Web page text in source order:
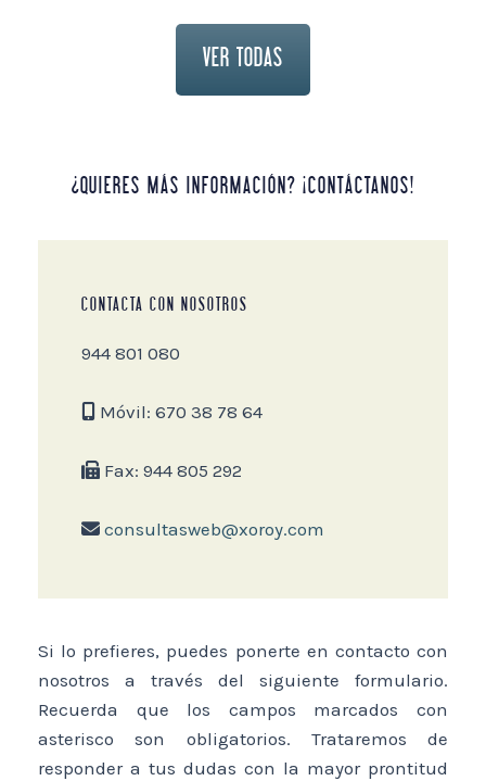
VER TODAS
¿QUIERES MÁS INFORMACIÓN? ¡CONTÁCTANOS!
CONTACTA CON NOSOTROS
944 801 080
Móvil: 670 38 78 64
Fax: 944 805 292
consultasweb@xoroy.com
Si lo prefieres, puedes ponerte en contacto con
nosotros a través del siguiente formulario.
Recuerda que los campos marcados con
asterisco son obligatorios. Trataremos de
responder a tus dudas con la mayor prontitud